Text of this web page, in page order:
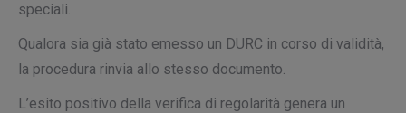
speciali.
Qualora sia già stato emesso un DURC in corso di validità,
la procedura rinvia allo stesso documento.
L’esito positivo della verifica di regolarità genera un